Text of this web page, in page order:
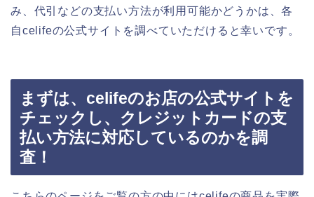
み、代引などの支払い方法が利用可能かどうかは、各
自celifeの公式サイトを調べていただけると幸いです。
まずは、celifeのお店の公式サイトを
チェックし、クレジットカードの支
払い方法に対応しているのかを調
査！